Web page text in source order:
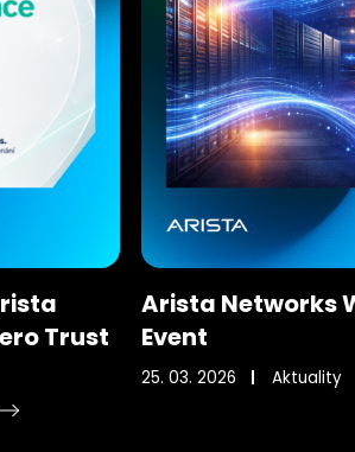
Trust
Arista Networks
Event
25. 03. 2026 Aktuality